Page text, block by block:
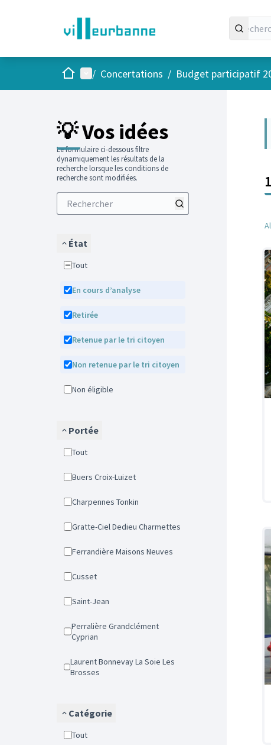
AccueilMenu principal
/ Concertations / Budget participatif
💡 Vos idées
Le formulaire ci-dessous filtre
dynamiquement les résultats de la
recherche lorsque les conditions de
recherche sont modifiées.
État
Tout
En cours d’analyse
Retirée
Retenue par le tri citoyen
Non retenue par le tri citoyen
Non éligible
Portée
Tout
Buers Croix-Luizet
Charpennes Tonkin
Gratte-Ciel Dedieu Charmettes
Ferrandière Maisons Neuves
Cusset
Saint-Jean
Perralière Grandclément
Cyprian
Laurent Bonnevay La Soie Les
Brosses
Catégorie
Tout